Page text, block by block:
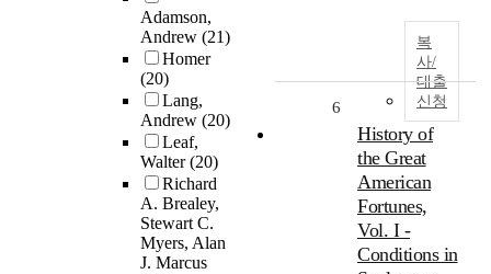
Adamson,
Andrew (21)
Homer
(20)
Lang,
Andrew (20)
Leaf,
Walter(20)
Richard
A. Brealey,
Stewart C.
Myers, Alan
J. Marcus
복
사/
대출
신청
6
History of
the Great
American
Fortunes,
Vol. I -
Conditions in